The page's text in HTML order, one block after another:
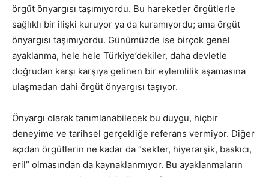
örgüt önyargısı taşımıyordu. Bu hareketler örgütlerle
sağlıklı bir ilişki kuruyor ya da kuramıyordu; ama örgüt
önyargısı taşımıyordu. Günümüzde ise birçok genel
ayaklanma, hele hele Türkiye’dekiler, daha devletle
doğrudan karşı karşıya gelinen bir eylemlilik aşamasına
ulaşmadan dahi örgüt önyargısı taşıyor.
Önyargı olarak tanımlanabilecek bu duygu, hiçbir
deneyime ve tarihsel gerçekliğe referans vermiyor. Diğer
açıdan örgütlerin ne kadar da “sekter, hiyerarşik, baskıcı,
eril” olmasından da kaynaklanmıyor. Bu ayaklanmaların